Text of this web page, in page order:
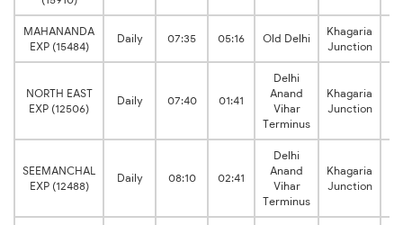
MAHANANDA
EXP (15484)
Daily 07:35 05:16 Old Delhi
Khagaria
Junction
NORTH EAST
EXP (12506)
Daily 07:40 01:41
Delhi
Anand
Vihar
Terminus
Khagaria
Junction
SEEMANCHAL
EXP (12488)
Daily 08:10 02:41
Delhi
Anand
Vihar
Terminus
Khagaria
Junction